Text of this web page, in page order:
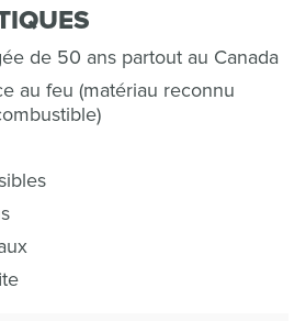
de 50 ans partout au Canada
au feu (matériau reconnu